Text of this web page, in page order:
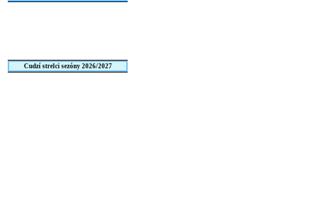
Cudzí strelci sezóny 2026/2027